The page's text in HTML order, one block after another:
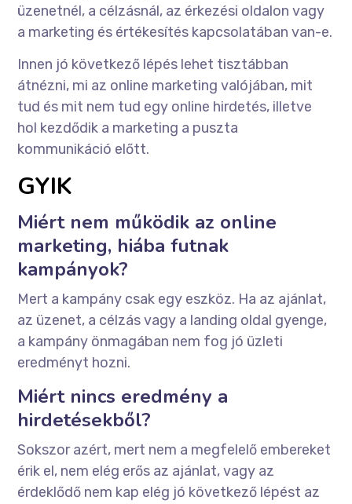
üzenetnél, a célzásnál, az érkezési oldalon vagy
a marketing és értékesítés kapcsolatában van-e.
Innen jó következő lépés lehet tisztábban
átnézni, mi az online marketing valójában, mit
tud és mit nem tud egy online hirdetés, illetve
hol kezdődik a marketing a puszta
kommunikáció előtt.
GYIK
Miért nem működik az online
marketing, hiába futnak
kampányok?
Mert a kampány csak egy eszköz. Ha az ajánlat,
az üzenet, a célzás vagy a landing oldal gyenge,
a kampány önmagában nem fog jó üzleti
eredményt hozni.
Miért nincs eredmény a
hirdetésekből?
Sokszor azért, mert nem a megfelelő embereket
érik el, nem elég erős az ajánlat, vagy az
érdeklődő nem kap elég jó következő lépést az